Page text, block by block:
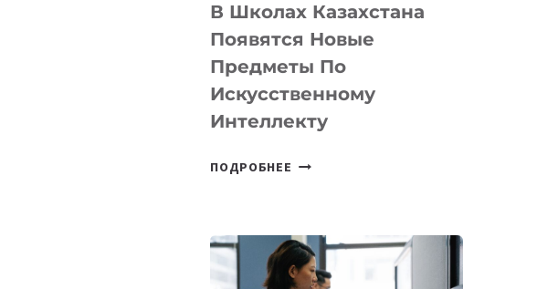
ДЛЯ
ТЕХНОЛОГИЧЕСКИХ
СТАРТАПОВ
В Школах Казахстана
Появятся Новые
Предметы По
Искусственному
Интеллекту
ПОДРОБНЕЕ
НОВЫЕ
ПРЕДМЕТЫ